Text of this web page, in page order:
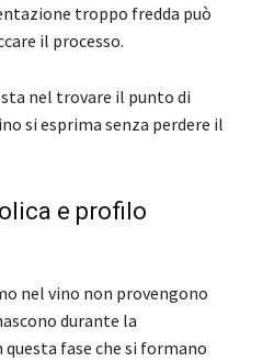
troppo fredda può
il processo.
nel trovare il punto di
si esprima senza perdere il
e profilo
nel vino non provengono
durante la
fase che si formano